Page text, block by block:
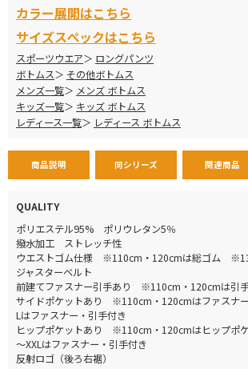
カラー展開はこちら
サイズスペックはこちら
スポーツウエア
ロングパンツ
ボトムス
その他ボトムス
メンズ一覧
メンズ ボトムス
キッズ一覧
キッズ ボトムス
レディース一覧
レディース ボトムス
商品説明 同シリーズ 関連商品
QUALITY
ポリエステル95% ポリウレタン5％
撥水加工 ストレッチ性
ウエストゴム仕様 ※110cm・120cmは総ゴム
ジャスターベルト
前建てファスナー引手あり ※110cm・120cmは引
サイドポケットあり ※110cm・120cmはファス
Lはファスナー・引手付き
ヒップポケットあり ※110cm・120cmはヒップ
～XXLはファスナー・引手付き
反射ロゴ（後ろ右裾）